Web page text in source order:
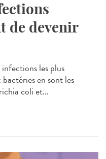
de devenir
les plus
en sont les
coli et...